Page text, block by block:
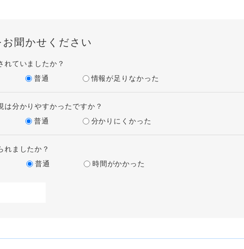
聞かせください
れていましたか？
普通 情報が足りなかった
は分かりやすかったですか？
普通 分かりにくかった
れましたか？
普通 時間がかかった